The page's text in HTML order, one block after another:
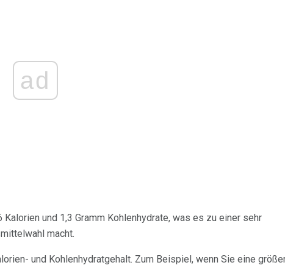
ad
und 1,3 Gramm Kohlenhydrate, was es zu einer sehr
macht.
und Kohlenhydratgehalt. Zum Beispiel, wenn Sie eine